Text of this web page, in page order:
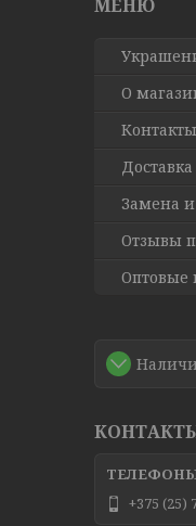
О
Контакты
Замена и
Отзывы
Оптовые
+375 (25)